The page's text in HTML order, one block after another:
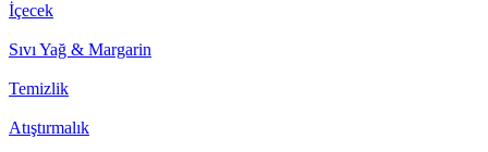
İçecek
Sıvı Yağ & Margarin
Temizlik
Atıştırmalık